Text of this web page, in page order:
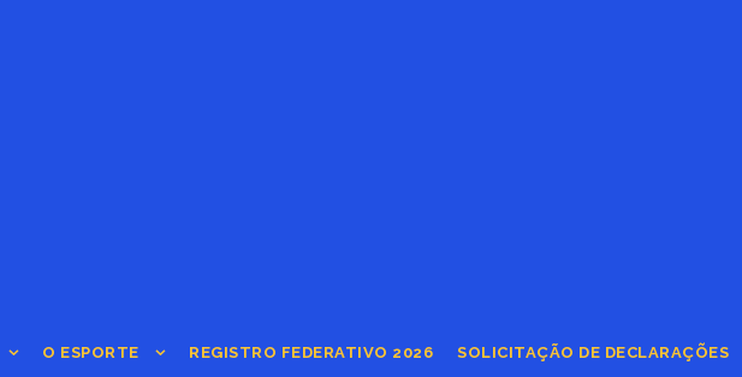
O ESPORTE REGISTRO FEDERATIVO 2026 SOLICITAÇÃO DE DECLARAÇÕES